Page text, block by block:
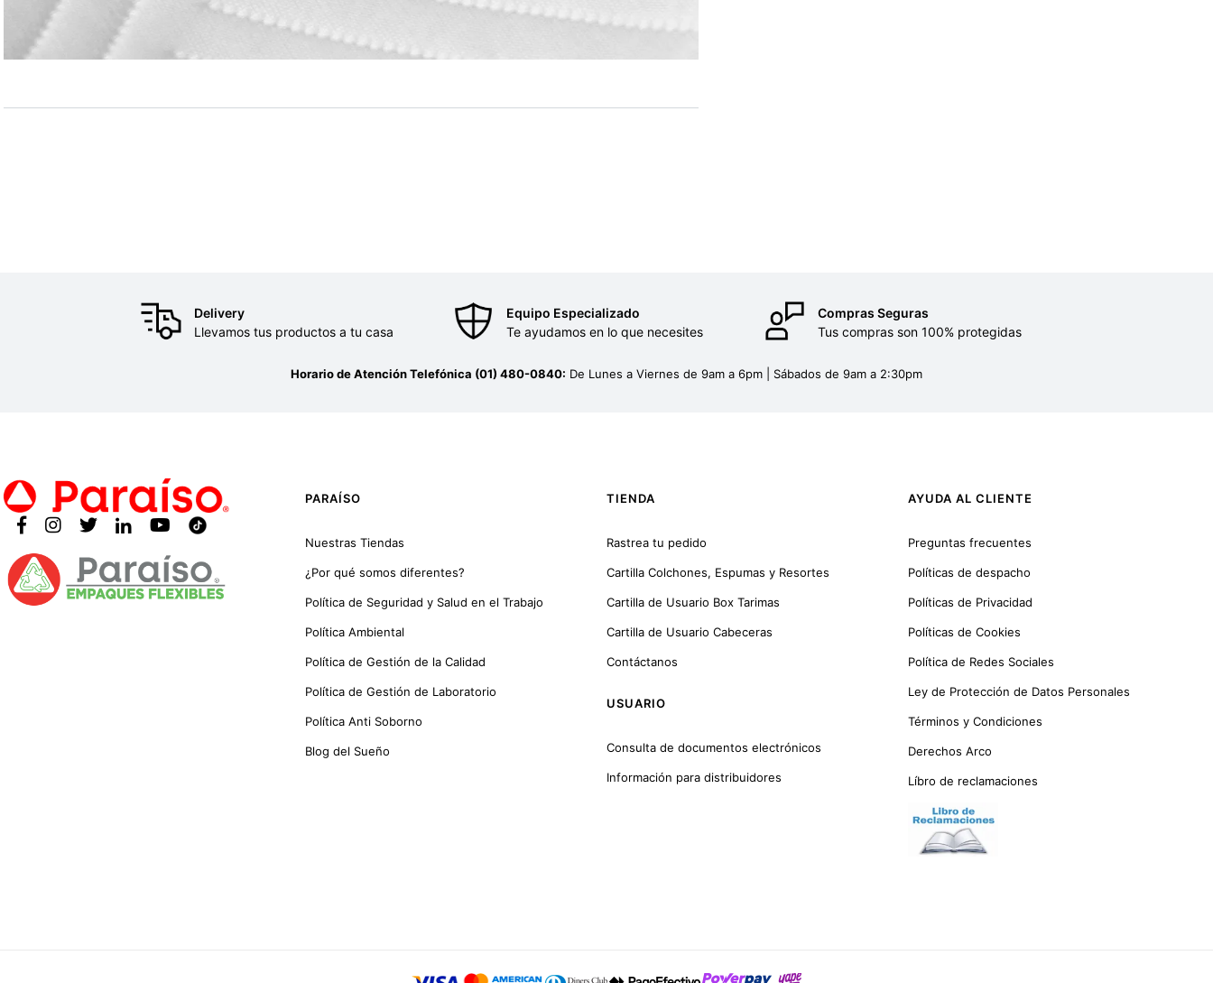
Delivery
Llevamos tus productos a tu casa
Equipo Especializado
Te ayudamos en lo que necesites
Compras Seguras
Tus compras son 100% protegidas
Horario de Atención Telefónica (01) 480-0840: De Lunes a Viernes de 9am a 6pm | Sábados de 9am a 2:30pm
PARAÍSO
Nuestras Tiendas
¿Por qué somos diferentes?
Política de Seguridad y Salud en el Trabajo
Política Ambiental
Política de Gestión de la Calidad
Política de Gestión de Laboratorio
Política Anti Soborno
Blog del Sueño
TIENDA
Rastrea tu pedido
Cartilla Colchones, Espumas y Resortes
Cartilla de Usuario Box Tarimas
Cartilla de Usuario Cabeceras
Contáctanos
USUARIO
Consulta de documentos electrónicos
Información para distribuidores
AYUDA AL CLIENTE
Preguntas frecuentes
Políticas de despacho
Políticas de Privacidad
Políticas de Cookies
Política de Redes Sociales
Ley de Protección de Datos Personales
Términos y Condiciones
Derechos Arco
Líbro de reclamaciones